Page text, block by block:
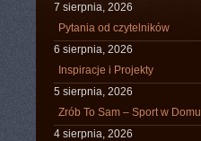
7 sierpnia, 2026
Pytania od czytelników
6 sierpnia, 2026
Inspiracje i Projekty
5 sierpnia, 2026
Zrób To Sam – Sport w Domu
4 sierpnia, 2026